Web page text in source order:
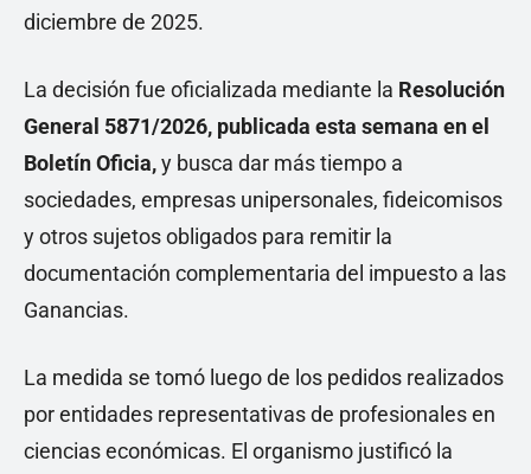
diciembre de 2025.
La decisión fue oficializada mediante la Resolución
General 5871/2026, publicada esta semana en el
Boletín Oficia,y busca dar más tiempo a
sociedades, empresas unipersonales, fideicomisos
y otros sujetos obligados para remitir la
documentación complementaria del impuesto a las
Ganancias.
La medida se tomó luego de los pedidos realizados
por entidades representativas de profesionales en
ciencias económicas. El organismo justificó la